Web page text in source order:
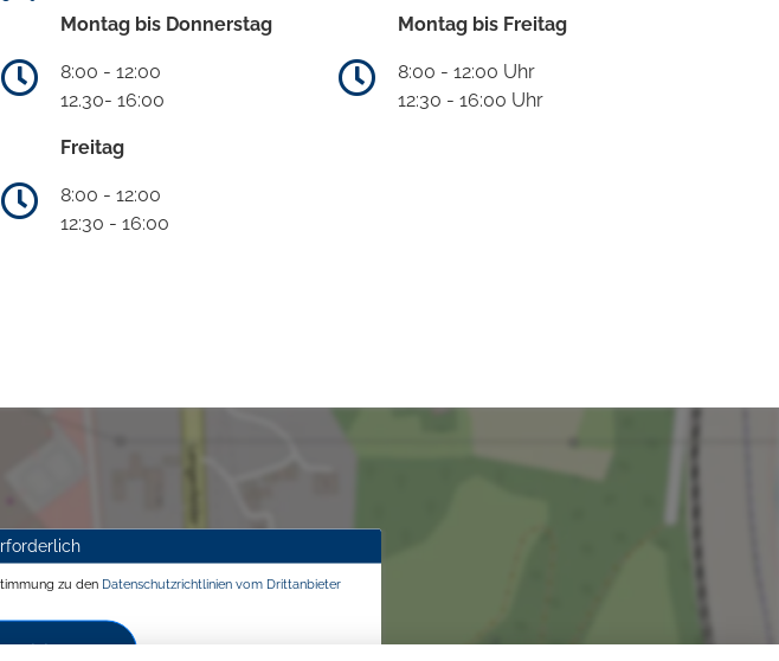
Montag bis Donnerstag
8:00 - 12:00
12.30- 16:00
Freitag
8:00 - 12:00
12:30 - 16:00
Montag bis Freitag
8:00 - 12:00 Uhr
12:30 - 16:00 Uhr
zu den Datenschutzrichtlinien vom Drittanbieter
aktivieren